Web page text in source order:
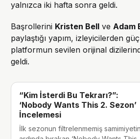
yalnızca iki hafta sonra geldi.
Başrollerini Kristen Bell veAdam
paylaştığı yapım, izleyicilerden
platformun sevilen orijinal
geldi.
“Kim İsterdi Bu Tekrarı?”:
‘Nobody Wants This 2. Sezon’
İncelemesi
İlk sezonun filtrelenmemiş